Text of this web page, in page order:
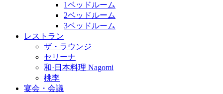
1ベッドルーム
2ベッドルーム
3ベッドルーム
レストラン
ザ・ラウンジ
セリーナ
和·日本料理 Nagomi
桃李
宴会・会議